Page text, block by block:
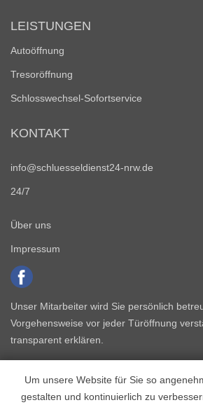
Um unsere Website für Sie so
gestalten und kontinuierlich zu
LEISTUNGEN
Autoöffnung
Tresoröffnung
Schlosswechsel-Sofortservice
KONTAKT
info@schluesseldienst24-nrw.de
24/7
Über uns
Impressum
Unser Mitarbeiter wird Sie persönlich
Vorgehensweise vor jeder Türöffnung
transparent erklären.